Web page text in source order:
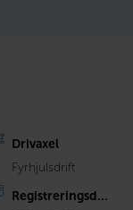
Drivaxel
Fyrhjulsdrift
Registreringsd...